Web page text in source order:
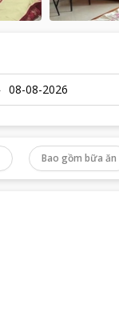
Bao gồm bữa ăn